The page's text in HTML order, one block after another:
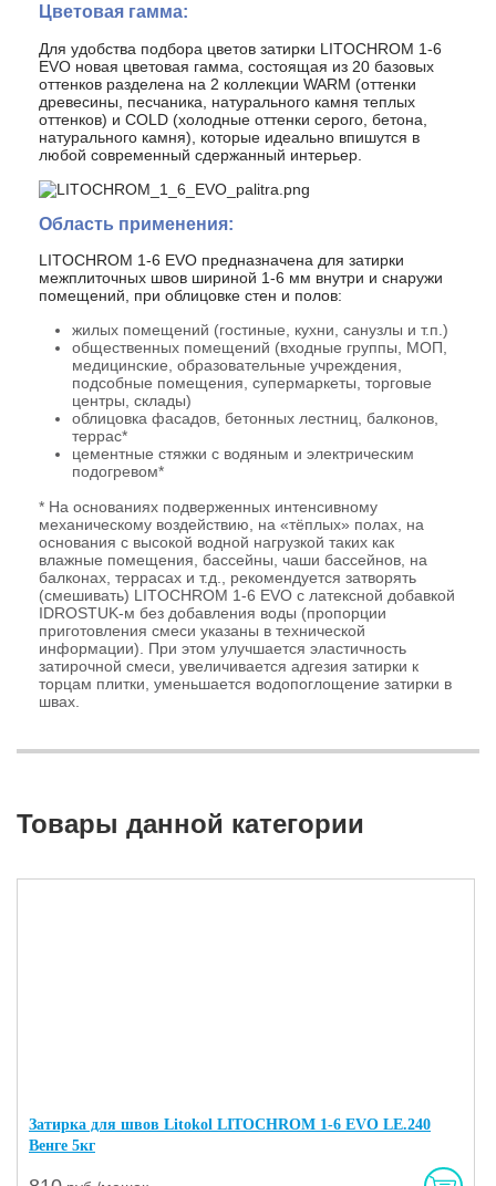
Цветовая гамма:
Для удобства подбора цветов затирки LITOCHROM 1-6
EVO новая цветовая гамма, состоящая из 20 базовых
оттенков разделена на 2 коллекции WARM (оттенки
древесины, песчаника, натурального камня теплых
оттенков) и COLD (холодные оттенки серого, бетона,
натурального камня), которые идеально впишутся в
любой современный сдержанный интерьер.
Область применения:
LITOCHROM 1-6 EVO предназначена для затирки
межплиточных швов шириной 1-6 мм внутри и снаружи
помещений, при облицовке стен и полов:
жилых помещений (гостиные, кухни, санузлы и т.п.)
общественных помещений (входные группы, МОП,
медицинские, образовательные учреждения,
подсобные помещения, супермаркеты, торговые
центры, склады)
облицовка фасадов, бетонных лестниц, балконов,
террас*
цементные стяжки с водяным и электрическим
подогревом*
* На основаниях подверженных интенсивному
механическому воздействию, на «тёплых» полах, на
основания с высокой водной нагрузкой таких как
влажные помещения, бассейны, чаши бассейнов, на
балконах, террасах и т.д., рекомендуется затворять
(смешивать) LITOCHROM 1-6 EVO с латексной добавкой
IDROSTUK-м без добавления воды (пропорции
приготовления смеси указаны в технической
информации). При этом улучшается эластичность
затирочной смеси, увеличивается адгезия затирки к
торцам плитки, уменьшается водопоглощение затирки в
швах.
Товары данной категории
Затирка для швов Litokol LITOCHROM 1-6 EVO LE.240
Венге 5кг